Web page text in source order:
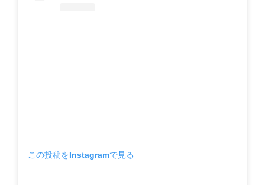
この投稿をInstagramで見る